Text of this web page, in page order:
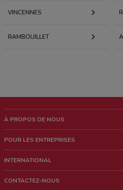
VINCENNES
RAMBOUILLET
À PROPOS DE NOUS
News & Médias
POUR LES ENTREPRISES
Contacts commerciaux et/ou marketing
INTERNATIONAL
CONTACTEZ-NOUS